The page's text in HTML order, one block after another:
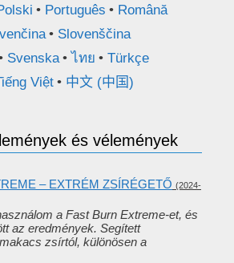
Português
Română
Slovenščina
Svenska ไทย
Türkçe
Việt 中文 (中国)
és vélemények
– EXTRÉM ZSÍRÉGETŐ (2024-
a Fast Burn Extreme-et, és
az eredmények. Segített
zsírtól, különösen a